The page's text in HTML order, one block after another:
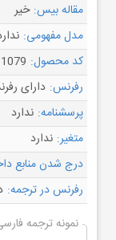
مقاله بیس: خیر
مدل مفهومی:
کد محصول:
رفرنس: دارای
پرسشنامه: ندارد
متغیر: ندارد
درج شدن منابع
رفرنس در ترجمه:
نمونه ترجمه